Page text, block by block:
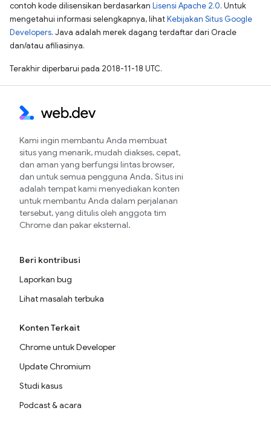
contoh kode dilisensikan berdasarkan Lisensi Apache 2.0. Untuk
mengetahui informasi selengkapnya, lihatKebijakan Situs Google
Developers. Java adalah merek dagang terdaftar dari Oracle
dan/atau afiliasinya.
Terakhir diperbarui pada 2018-11-18 UTC.
Kami ingin membantu Anda membuat
situs yang menarik, mudah diakses, cepat,
dan aman yang berfungsi lintas browser,
dan untuk semua pengguna Anda. Situs ini
adalah tempat kami menyediakan konten
untuk membantu Anda dalam perjalanan
tersebut, yang ditulis oleh anggota tim
Chrome dan pakar eksternal.
Beri kontribusi
Laporkan bug
Lihat masalah terbuka
Konten Terkait
Chrome untuk Developer
Update Chromium
Studi kasus
Podcast & acara